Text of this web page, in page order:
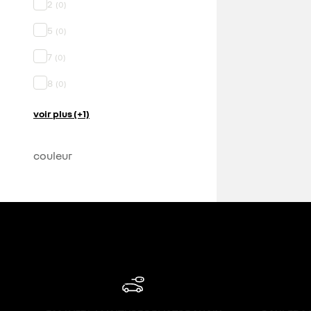
2 (0)
5 (0)
7 (0)
8 (0)
voir plus (+1)
couleur